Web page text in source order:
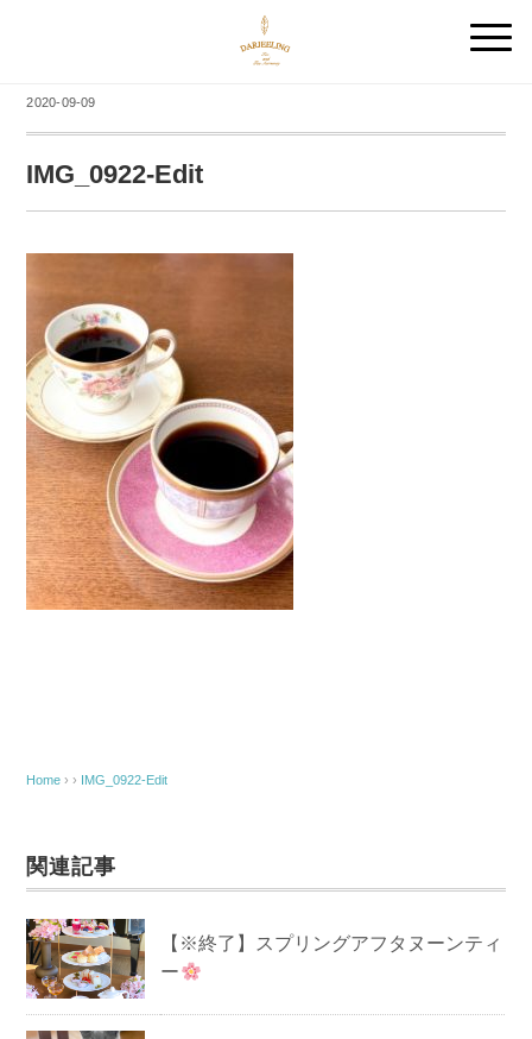
2020-09-09
IMG_0922-Edit
Home › › IMG_0922-Edit
関連記事
【※終了】スプリングアフタヌーンティ
ー